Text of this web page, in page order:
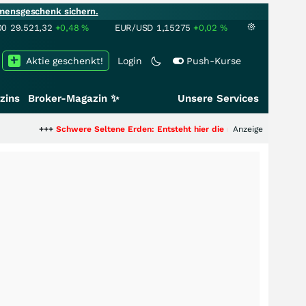
sichern.
29.521,32 +0,48% EUR/USD 1,15275 +0,02 %
Login Push-Kurse
Aktie geschenkt!
Broker-Magazin ✨ Unsere Services
Schwere Seltene Erden: Entsteht hier die nächste Milliardenstory?
Anzeige